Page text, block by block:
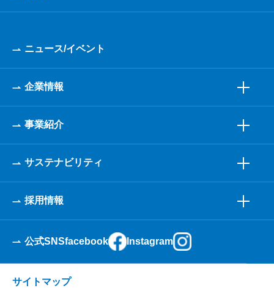
ニュース/イベント
企業情報
事業紹介
サステナビリティ
採用情報
公式SNSfacebook Instagram
サイトマップ